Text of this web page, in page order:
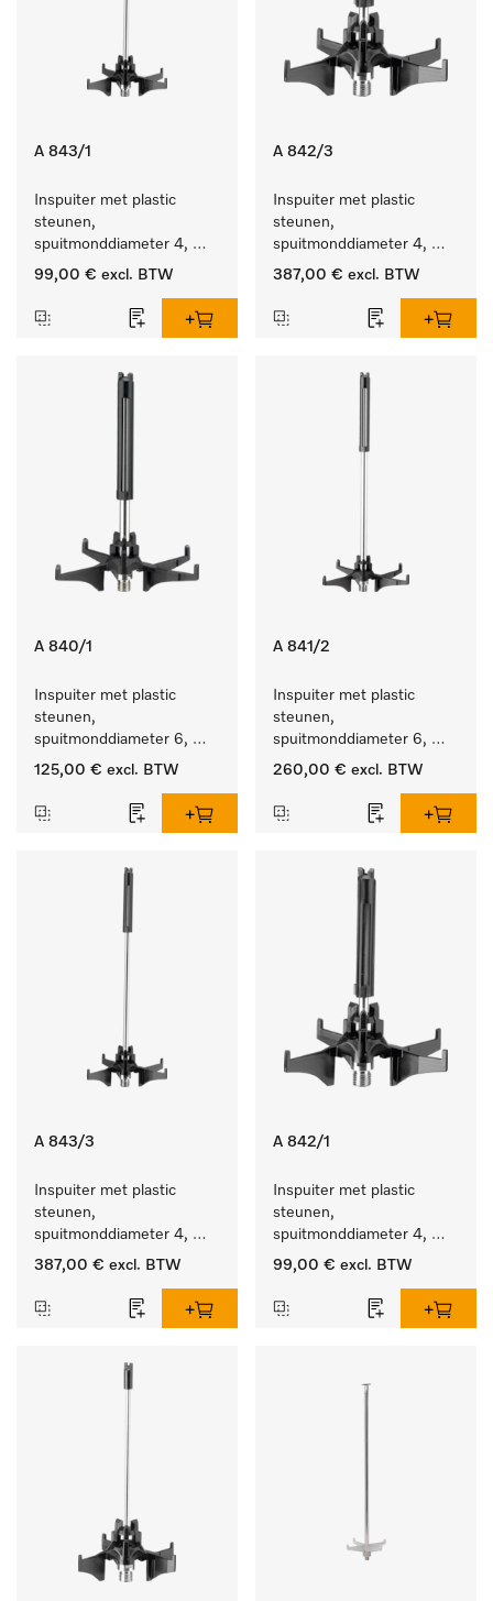
A 843/1
Inspuiter met plastic
steunen,
spuitmonddiameter 4,
lengte 185 mm, 5 stuks
99,00 € excl. BTW
A 842/3
Inspuiter met plastic
steunen,
spuitmonddiameter 4,
lengte 90 mm, 20 stuks
387,00 € excl. BTW
A 840/1
Inspuiter met plastic
steunen,
spuitmonddiameter 6,
lengte 130 mm, 5 stuks.
125,00 € excl. BTW
A 841/2
Inspuiter met plastic
steunen,
spuitmonddiameter 6,
lengte 210 mm, 10 stuks
260,00 € excl. BTW
A 843/3
Inspuiter met plastic
steunen,
spuitmonddiameter 4,
lengte 185 mm, 20 stuks
387,00 € excl. BTW
A 842/1
Inspuiter met plastic
steunen,
spuitmonddiameter 4,
lengte 90 mm, 5 stuks
99,00 € excl. BTW